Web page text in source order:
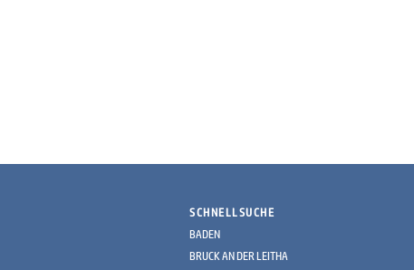
SCHNELLSUCHE
BADEN
BRUCK AN DER LEITHA